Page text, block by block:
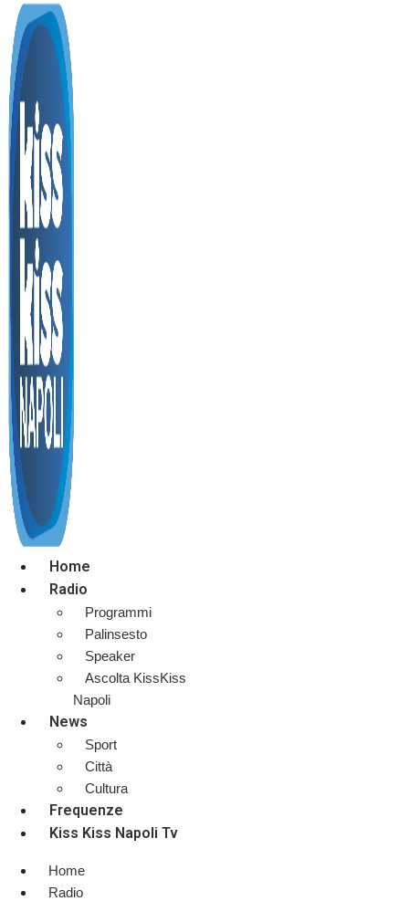
Home
Radio
Programmi
Palinsesto
Speaker
Ascolta KissKiss
Napoli
News
Sport
Città
Cultura
Frequenze
Kiss Kiss Napoli Tv
Home
Radio